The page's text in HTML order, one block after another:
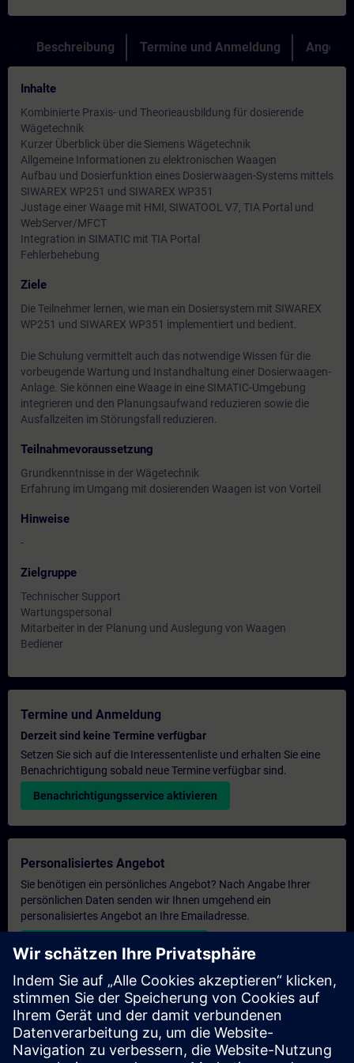
Beschreibung Termine und Anmeldung Angebot
Inhalte
Kombinierte Praxis- und Theorieausbildung für dosierende
Wägetechnik
Kurzer Überblick über die Siemens Wägetechnik
Allgemeine Informationen zu elektronischen Waagen
Aufbau und Dosierfunktion eines Dosierwaagen-Systems mittels
SIWAREX WP251 und SIWAREX WP351
Justage einer Waage mit HMI, SIWATOOL V7, TIA Portal und
WebServer/MFCT
Integration in SIMATIC mit TIA Portal
Fehlerbehebung
Ziele
Die Teilnehmer lernen, wie man ein Dosiersystem mit SIWAREX
WP251 und SIWAREX WP351 implementiert und bedient.
Die Schulung vermittelt auch das notwendige Wissen für die
vorbeugende Wartung und Instandhaltung einer Dosierwaagen-
Anlage. Sie können eine Waage in eine SIMATIC-Umgebung
integrieren und den Planungsaufwand reduzieren sowie die
Ausfallzeiten im Störungsfall reduzieren.
Teilnahmevoraussetzung
Grundkenntnisse in der Wägetechnik
Erfahrung im Umgang mit dosierenden Waagen ist von Vorteil
Hinweise
-
Zielgruppe
Technischer Support
Wartungspersonal
Mitarbeiter in der Planung und Auslegung von Waagen
Bediener
Termine und Anmeldung
Derzeit sind keine Termine verfügbar
Setzen Sie sich auf die Interessentenliste und erhalten Sie eine
Benachrichtigung sobald neue Termine verfügbar sind.
Benachrichtigungsservice aktivieren
Personalisiertes Angebot
Sie benötigen ein persönliches Angebot? Nach Angabe Ihrer
persönlichen Daten senden wir Ihnen umgehend ein
personalisiertes Angebot an Ihre Emailadresse.
Persönliches Angebot zusenden
Anfrage Exklusivtraining
Haben Sie Bedarf an einem höheren Schulungsangebot und
brauchen ein exklusives Training – entweder vor Ort bei Ihnen,